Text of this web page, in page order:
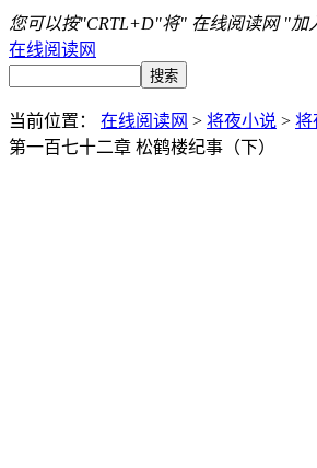
您可以按"CRTL+D"将" 在线阅读网 "加
在线阅读网
当前位置： 在线阅读网 > 将夜小说 > 将
第一百七十二章 松鹤楼纪事（下）